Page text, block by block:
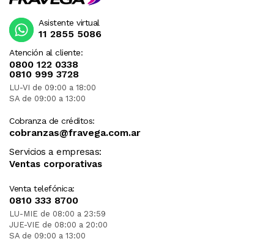
Atención al cliente:
0800 122 0338
0810 999 3728
LU-VI de 09:00 a 18:00
SA de 09:00 a 13:00
Cobranza de créditos:
cobranzas@fravega.com.ar
Servicios a empresas:
Ventas corporativas
Venta telefónica:
0810 333 8700
LU-MIE de 08:00 a 23:59
JUE-VIE de 08:00 a 20:00
SA de 09:00 a 13:00
Asistente virtual
11 2855 5086